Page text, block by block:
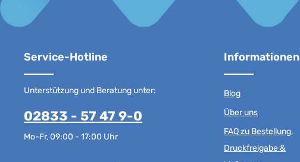
Service-Hotline
Unterstützung und Beratung unter:
02833 - 57 47 9-0
Mo-Fr, 09:00 - 17:00 Uhr
Informationen
Blog
Über uns
FAQ zu Bestellung,
Druckfreigabe &